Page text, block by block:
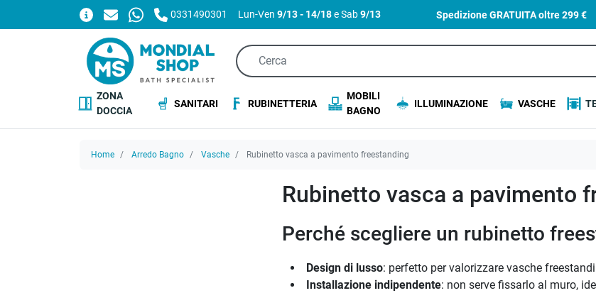
0331490301 Lun-Ven9/13 - 14/18e Sab9/13 Spedizione GRATUITA oltre299 €
ZONA
DOCCIA
SANITARI RUBINETTERIA
MOBILI
BAGNO
ILLUMINAZIONE VASCHE
Home Arredo Bagno Vasche Rubinetto vasca a pavimento freestanding
Rubinetto vasca a pavimento
Perché scegliere un rubinetto
Design di lusso: perfetto per valorizzare vasche
Installazione indipendente: non serve fissarlo al muro,